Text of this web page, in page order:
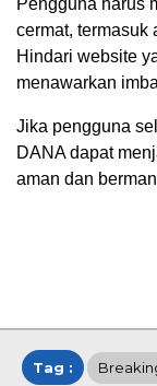
cermat, termasuk
Hindari website
menawarkan
Jika pengguna
DANA dapat
aman dan
Tag :